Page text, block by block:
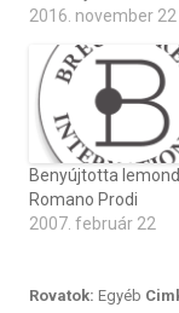
2016. november 22
Benyújtotta
Romano Prodi
2007. február 22
Rovatok: Egyéb